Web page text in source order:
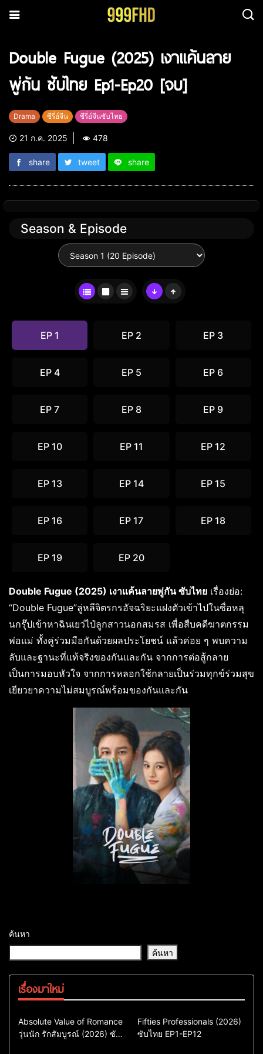
Double Fugue (2025) เงาแค้นลาย
พู่กัน ซับไทย Ep1-Ep20 [จบ]
Drama ซีรี่ย์จีน ซีรี่ย์จีนซับไทย
21 ก.ค. 2025 478
share tweet share
Season & Episode
EP 1 EP 2 EP 3
EP 4 EP 5 EP 6
EP 7 EP 8 EP 9
EP 10 EP 11 EP 12
EP 13 EP 14 EP 15
EP 16 EP 17 EP 18
EP 19 EP 20
Double Fugue (2025) เงาแค้นลายพู่กัน ซับไทย เรื่องย่อ:
“Double Fugue”ลู่หลีจิตรกรอัจฉริยะแฝงตัวเข้าไปในซื่อหลุ
นกรุ๊ปเข้าหาฉินเยว่ไป๋ลูกสาวนอกสมรส เพื่อสืบคดีฆาตกรรม
พ่อแม่ ทั้งคู่ร่วมมือกันด้วยผลประโยชน์ แล้วค่อย ๆ พบความ
ลับและฐานะที่แท้จริงของกันและกัน จากการต่อสู้กลาย
เป็นการมอบหัวใจ จากการหลอกใช้กลายเป็นร่วมทุกข์ร่วมสุข
เยียวยาความไม่สมบูรณ์พร้อมของกันและกัน
ค้นหา
ค้นหา
เรื่องมาใหม่
Comedy
Drama
ซีรี่ย์เกาหลี
Absolute Value of Romance
วุ่นนัก รักสัมบูรณ์ (2026) ซับ
Action & Adventure
Comedy
Drama
Fifties Professionals (2026)
ซับไทย EP1-EP12